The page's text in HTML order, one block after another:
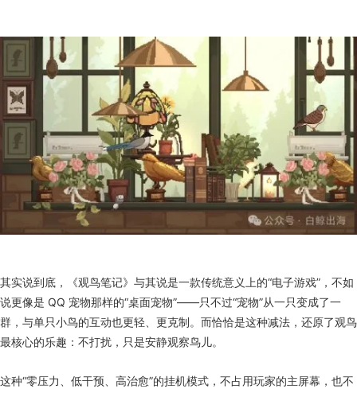
其实说到底，《观鸟笔记》与其说是一款传统意义上的“电子游戏”，不如
说更像是 QQ 宠物那样的“桌面宠物”——只不过“宠物”从一只变成了一
群，与单只小鸟的互动也更轻、更克制。而恰恰是这种减法，还原了观鸟
最核心的乐趣：不打扰，只是安静观察鸟儿。
这种“零压力、低干预、高治愈”的挂机模式，不占用玩家的主屏幕，也不